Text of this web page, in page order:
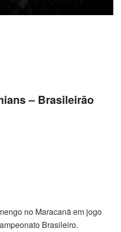
Oliveira
– Brasileirão
no Maracanã em jogo
Brasileiro.